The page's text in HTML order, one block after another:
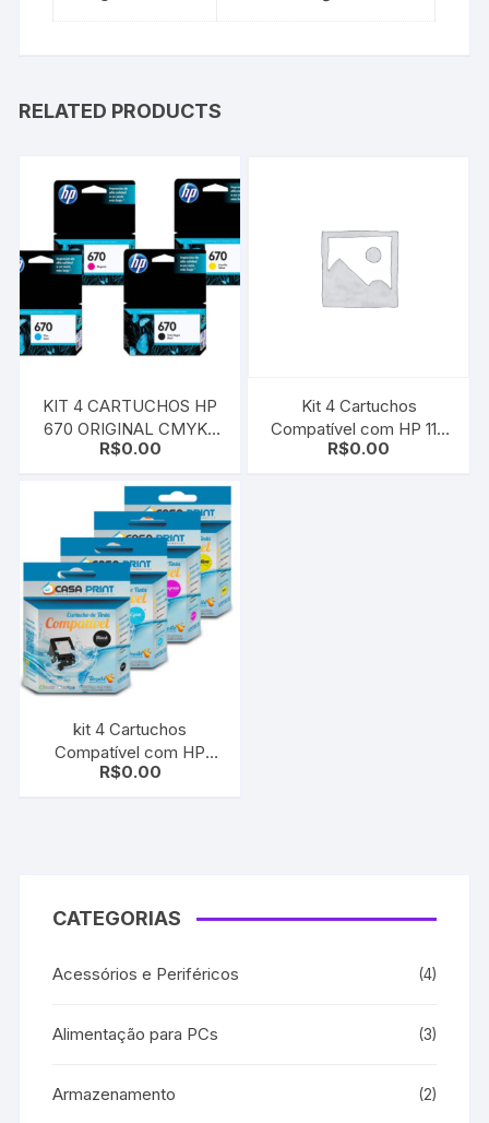
RELATED PRODUCTS
KIT 4 CARTUCHOS HP
670 ORIGINAL CMYK |
4615 | 4625 | 5525
R$0.00
Kit 4 Cartuchos
Compatível com HP 11 |
R$0.00
kit 4 Cartuchos
Compatível com HP
970xl 971xl OJ PRO
R$0.00
CATEGORIAS
Acessórios e Periféricos (4)
Alimentação para PCs (3)
Armazenamento (2)